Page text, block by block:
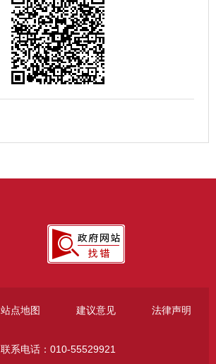
站点地图 建议意见 法律声明
联系电话：010-55529921